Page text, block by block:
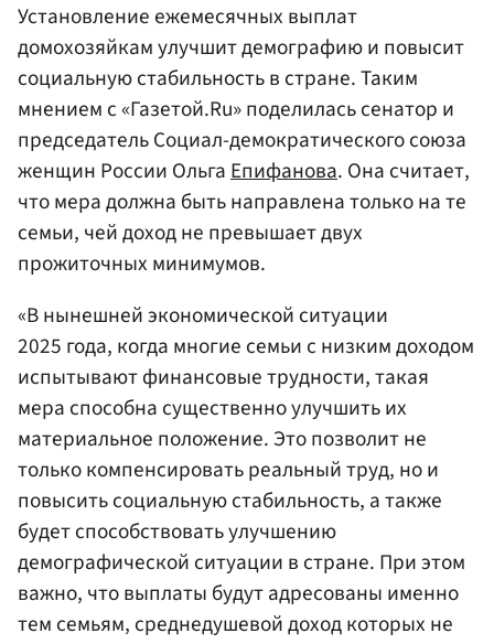
Установление ежемесячных выплат
домохозяйкам улучшит демографию и повысит
социальную стабильность в стране. Таким
мнением с «Газетой.Ru» поделилась сенатор и
председатель Социал-демократического союза
женщин России ОльгаЕпифанова. Она считает,
что мера должна быть направлена только на те
семьи, чей доход не превышает двух
прожиточных минимумов.
«В нынешней экономической ситуации
2025 года, когда многие семьи с низким доходом
испытывают финансовые трудности, такая
мера способна существенно улучшить их
материальное положение. Это позволит не
только компенсировать реальный труд, но и
повысить социальную стабильность, а также
будет способствовать улучшению
демографической ситуации в стране. При этом
важно, что выплаты будут адресованы именно
тем семьям, среднедушевой доход которых не